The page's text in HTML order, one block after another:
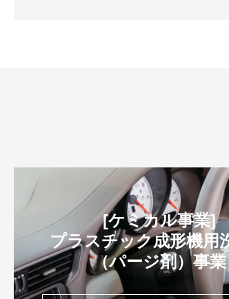
[ケミカル事業]
プラスチック成形機用
（パージ剤）事業